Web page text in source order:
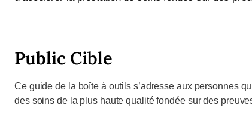
Public Cible
Ce guide de la boîte à outils s’adresse aux personnes
des soins de la plus haute qualité fondée sur des